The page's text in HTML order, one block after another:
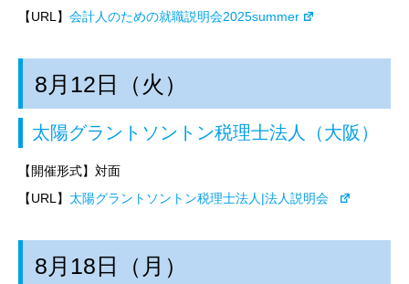
【URL】 会計人のための就職説明会2025summer
8月12日（火）
太陽グラントソントン税理士法人（大阪）
【開催形式】対面
【URL】 太陽グラントソントン税理士法人|法人説明会
8月18日（月）